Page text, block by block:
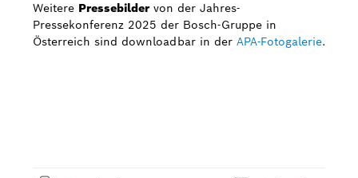
Weitere Pressebildervon der Jahres-
Pressekonferenz 2025 der Bosch-Gruppe in
Österreich sind downloadbar in der APA-Fotogalerie.